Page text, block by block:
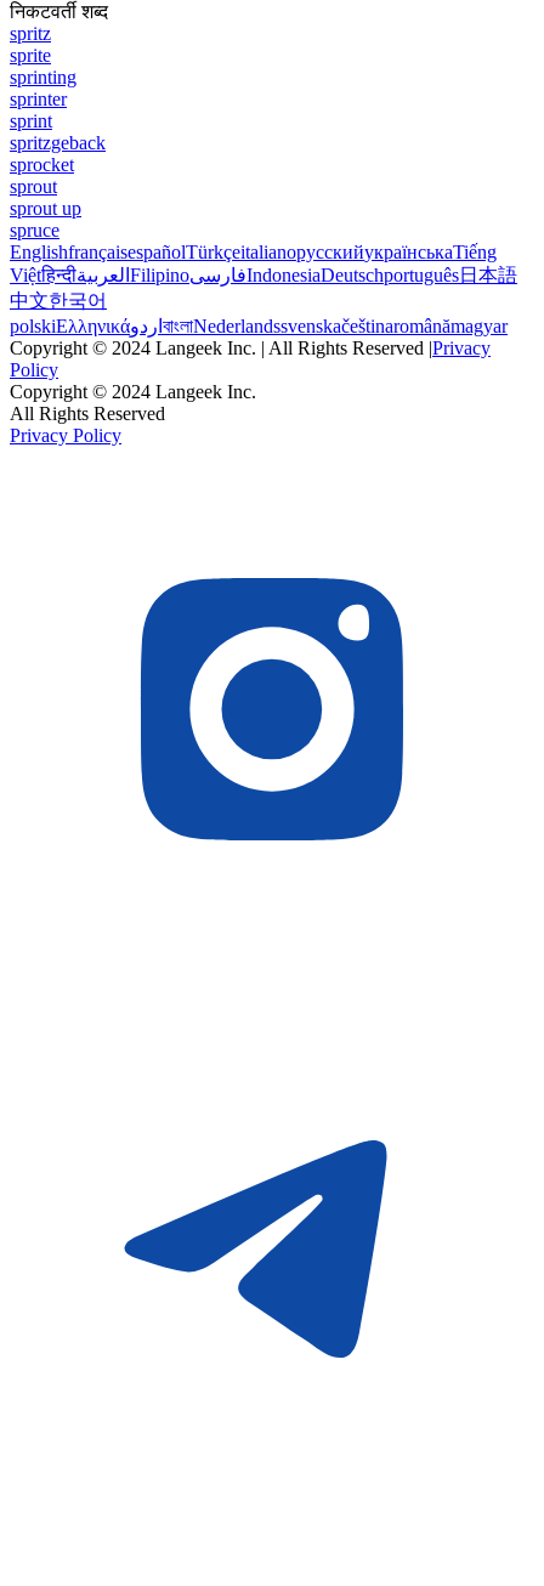
निकटवर्ती शब्द
spritz
sprite
sprinting
sprinter
sprint
spritzgeback
sprocket
sprout
sprout up
spruce
EnglishfrançaisespañolTürkçeitalianoрусскийукраїнськаTiếng
Việtहिन्दीالعربية FilipinoفارسیIndonesiaDeutschportuguês日本語
中文한국어
polskiΕλληνικάاردو বাংলাNederlandssvenskačeštinaromânămagyar
Copyright © 2024 Langeek Inc. | All Rights Reserved |Privacy
Policy
Copyright © 2024 Langeek Inc.
All Rights Reserved
Privacy Policy